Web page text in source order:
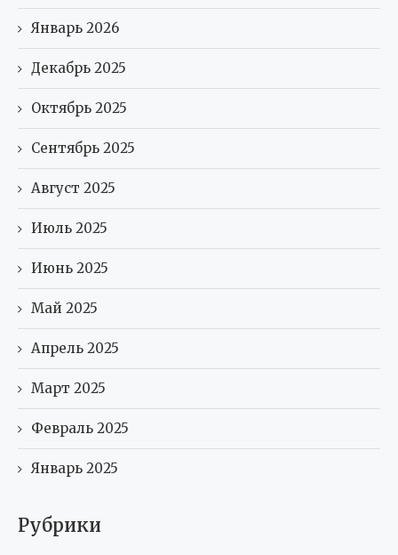
Январь 2026
Декабрь 2025
Октябрь 2025
Сентябрь 2025
Август 2025
Июль 2025
Июнь 2025
Май 2025
Апрель 2025
Март 2025
Февраль 2025
Январь 2025
Рубрики